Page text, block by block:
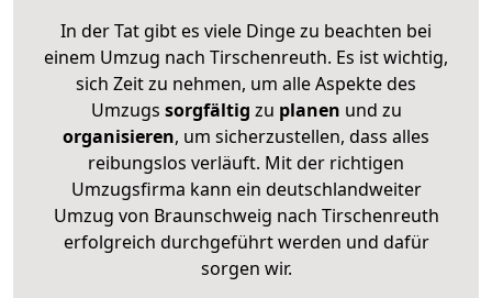
In der Tat gibt es viele Dinge zu beachten bei
einem Umzug nach Tirschenreuth. Es ist wichtig,
sich Zeit zu nehmen, um alle Aspekte des
Umzugs sorgfältig zu planen und zu
organisieren, um sicherzustellen, dass alles
reibungslos verläuft. Mit der richtigen
Umzugsfirma kann ein deutschlandweiter
Umzug von Braunschweig nach Tirschenreuth
erfolgreich durchgeführt werden und dafür
sorgen wir.